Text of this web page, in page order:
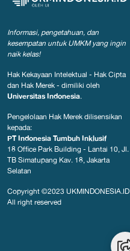
Informasi, pengetahuan, dan
kesempatan untuk UMKM yang ingin
naik kelas!
Hak Kekayaan Intelektual - Hak Cipta
dan Hak Merek - dimiliki oleh
Universitas Indonesia.
Pengelolaan Hak Merek dilisensikan
kepada:
PT Indonesia Tumbuh Inklusif
18 Office Park Building - Lantai 10, Jl.
TB Simatupang Kav. 18, Jakarta
Selatan
Copyright ©2023 UKMINDONESIA.ID
All right reserved